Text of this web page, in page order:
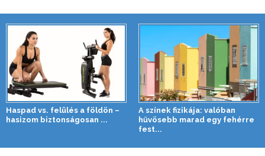
Haspad vs. felülés a földön –
hasizom biztonságosan ...
A színek fizikája: valóban
hűvösebb marad egy fehérre
fest...